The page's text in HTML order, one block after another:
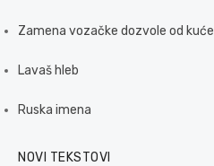
Zamena vozačke dozvole od kuće
Lavaš hleb
Ruska imena
NOVI TEKSTOVI